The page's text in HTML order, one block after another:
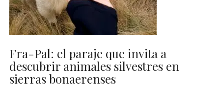
Fra-Pal: el paraje que invita a
descubrir animales silvestres en
sierras bonaerenses